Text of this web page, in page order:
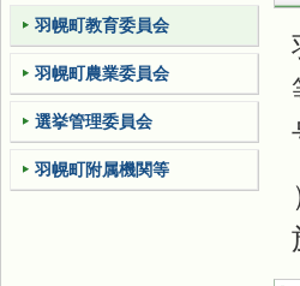
羽幌町教育委員会
羽幌町農業委員会
選挙管理委員会
羽幌町附属機関等